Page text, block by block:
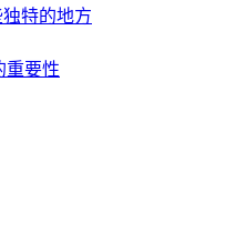
特的地方
重要性